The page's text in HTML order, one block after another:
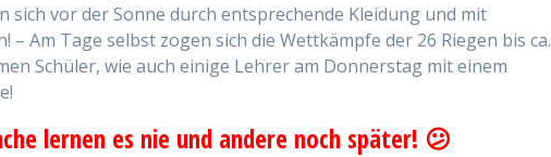
sich vor der Sonne durch entsprechende Kleidung und mit
– Am Tage selbst zogen sich die Wettkämpfe der 26 Riegen bis ca.
Schüler, wie auch einige Lehrer am Donnerstag mit einem
lernen es nie und andere noch später! 😕